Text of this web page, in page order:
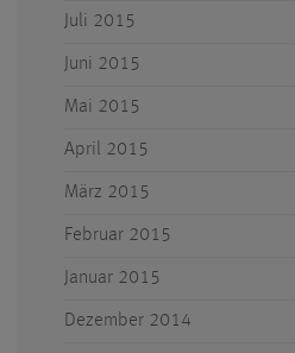
Juli 2015
Juni 2015
Mai 2015
April 2015
März 2015
Februar 2015
Januar 2015
Dezember 2014